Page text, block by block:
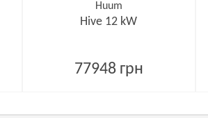
Huum
Hive 12 kW
77948 грн